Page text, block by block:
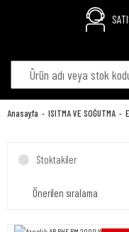
Anasayfa ISITMA VE SOĞUTMA
Stoktakiler